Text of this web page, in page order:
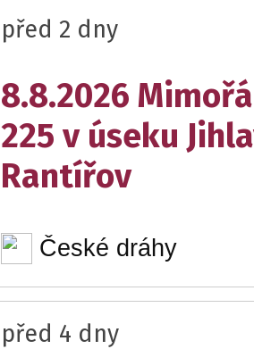
před 2 dny
8.8.2026
225 v úseku
Rantířov
České dráhy
před 4 dny